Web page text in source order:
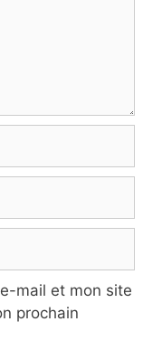
mail et mon site
prochain